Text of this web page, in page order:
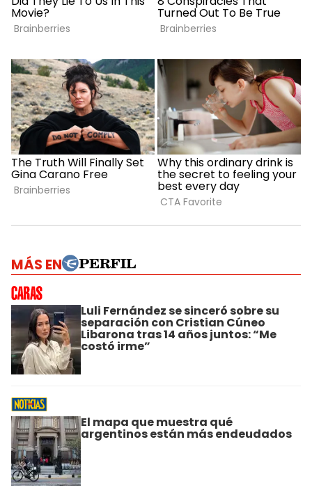
MÁS EN
Luli Fernández se sinceró sobre su
separación con Cristian Cúneo
Libarona tras 14 años juntos: “Me
costó irme”
El mapa que muestra qué
argentinos están más endeudados